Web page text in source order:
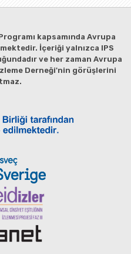
kapsamında Avrupa
İçeriği yalnızca IPS
ve her zaman Avrupa
Derneği'nin görüşlerini